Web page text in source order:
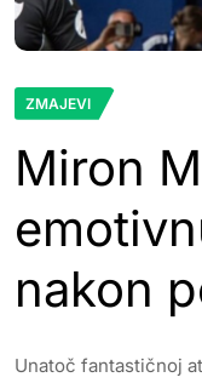
ZMAJEVI
Miron
nakon
Unatoč fantastičnoj